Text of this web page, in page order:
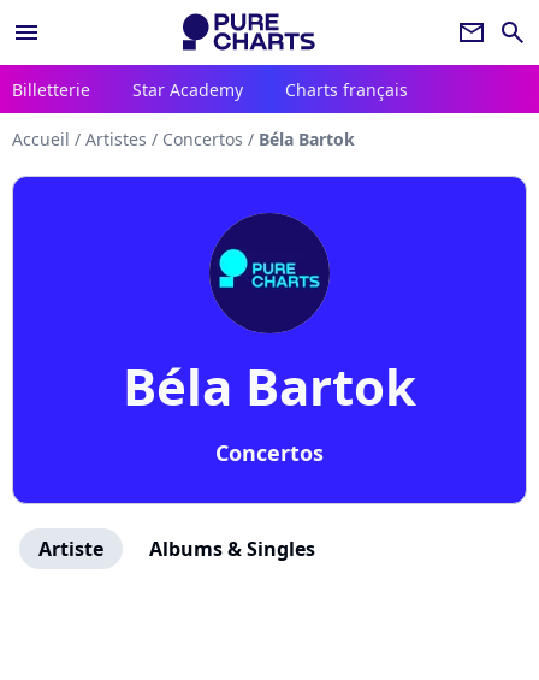
menu newsletter search
Billetterie Star Academy Charts français
Accueil / Artistes / Concertos / Béla Bartok
Béla Bartok
Concertos
Artiste Albums & Singles